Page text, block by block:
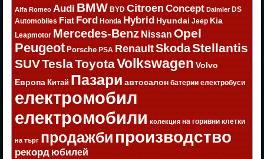
Alfa Romeo Audi BMW BYD Citroen Concept Daimler DS
Automobiles Fiat Ford Honda Hybrid Hyundai Jeep Kia
Leapmotor Mercedes-Benz Nissan Opel
Peugeot Porsche PSA RenaultSkodaStellantis
SUVTeslaToyotaVolkswagen Volvo
Европа Китай Пазари автосалон батерии електробуси
електромобил
електромобили колекция на горивни клетки
на търг продажбипроизводство
рекорд юбилей